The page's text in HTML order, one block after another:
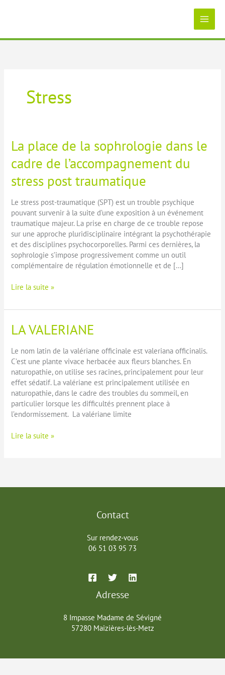
Stress
La place de la sophrologie dans le
cadre de l’accompagnement du
stress post traumatique
Le stress post-traumatique (SPT) est un trouble psychique
pouvant survenir à la suite d’une exposition à un événement
traumatique majeur. La prise en charge de ce trouble repose
sur une approche pluridisciplinaire intégrant la psychothérapie
et des disciplines psychocorporelles. Parmi ces dernières, la
sophrologie s’impose progressivement comme un outil
complémentaire de régulation émotionnelle et de […]
La
de
sophrologie
le
cadre
de
l’accompagnement
du
stress
post
Lire la suite »
LA VALERIANE
Le nom latin de la valériane officinale est valeriana officinalis.
C’est une plante vivace herbacée aux fleurs blanches. En
naturopathie, on utilise ses racines, principalement pour leur
effet sédatif. La valériane est principalement utilisée en
naturopathie, dans le cadre des troubles du sommeil, en
particulier lorsque les difficultés prennent place à
l’endormissement. La valériane limite
LA
Lire la suite »
Contact
Sur rendez-vous
06 51 03 95 73
Adresse
8 Impasse Madame de Sévigné
57280 Maizières-lès-Metz